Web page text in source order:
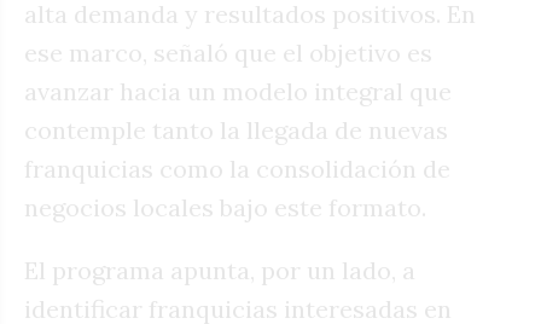
alta demanda y resultados positivos. En
ese marco, señaló que el objetivo es
avanzar hacia un modelo integral que
contemple tanto la llegada de nuevas
franquicias como la consolidación de
negocios locales bajo este formato.
El programa apunta, por un lado, a
identificar franquicias interesadas en